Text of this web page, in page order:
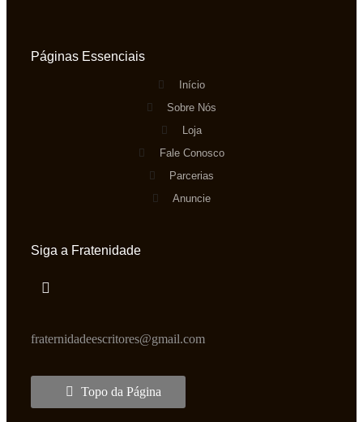
Páginas Essenciais
Início
Sobre Nós
Loja
Fale Conosco
Parcerias
Anuncie
Siga a Fratenidade
fraternidadeescritores@gmail.com
Topo da Página